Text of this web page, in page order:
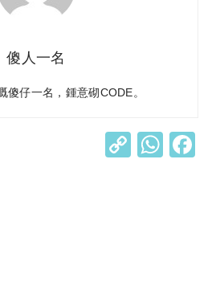
傻人一名
傻仔一名，鍾意砌CODE。
C W